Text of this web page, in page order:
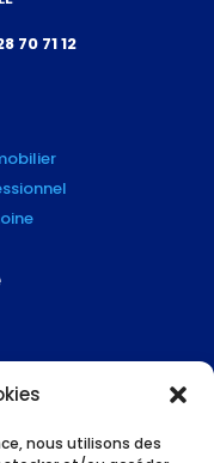
nous utilisons des
70 71 12